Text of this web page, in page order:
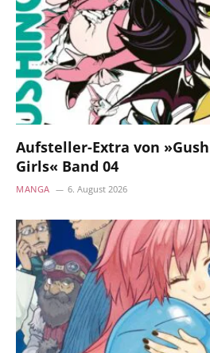
Aufsteller-Extra von
Girls« Band 04
MANGA 6. August 2026